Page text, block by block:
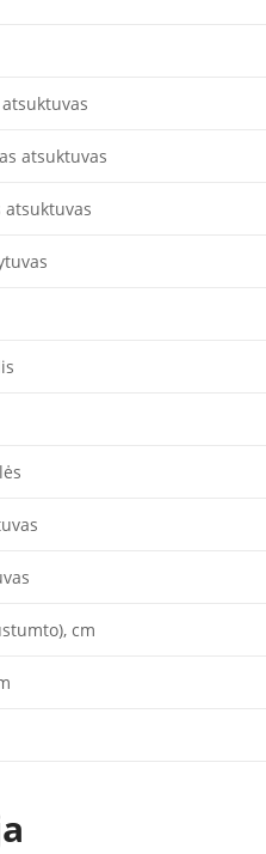
atsuktuvas
atsuktuvas
cm